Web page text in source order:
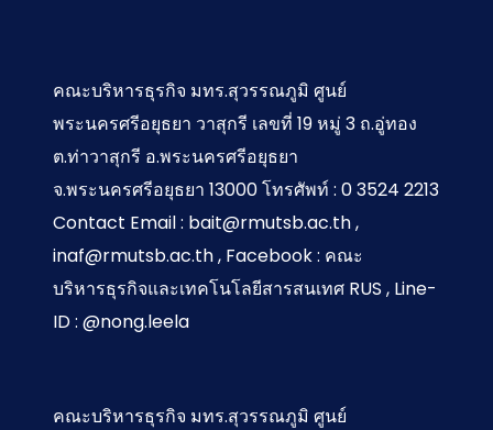
คณะบริหารธุรกิจ มทร.สุวรรณภูมิ ศูนย์
พระนครศรีอยุธยา วาสุกรี เลขที่ 19 หมู่ 3 ถ.อู่ทอง
ต.ท่าวาสุกรี อ.พระนครศรีอยุธยา
จ.พระนครศรีอยุธยา 13000 โทรศัพท์ : 0 3524 2213
Contact Email : bait@rmutsb.ac.th ,
inaf@rmutsb.ac.th , Facebook : คณะ
บริหารธุรกิจและเทคโนโลยีสารสนเทศ RUS , Line-
ID : @nong.leela
คณะบริหารธุรกิจ มทร.สุวรรณภูมิ ศูนย์